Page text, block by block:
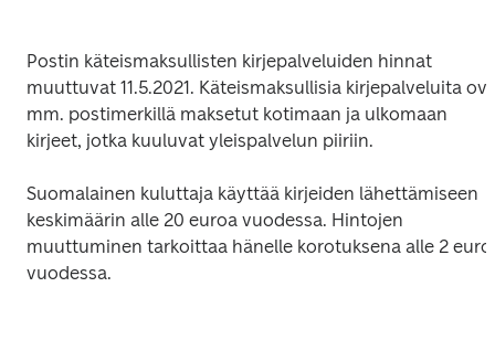
Postin käteismaksullisten kirjepalveluiden hinnat
muuttuvat 11.5.2021. Käteismaksullisia kirjepalveluita
mm. postimerkillä maksetut kotimaan ja ulkomaan
Suomalainen kuluttaja käyttää kirjeiden lähettämiseen
keskimäärin alle 20 euroa vuodessa. Hintojen
muuttuminen tarkoittaa hänelle korotuksena alle 2
vuodessa.